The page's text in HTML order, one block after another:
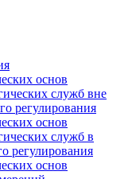
основ
служб вне
регулирования
основ
служб в
регулирования
основ